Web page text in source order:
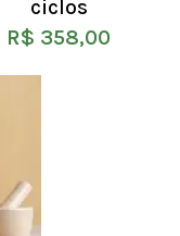
ciclos
R$ 358,00